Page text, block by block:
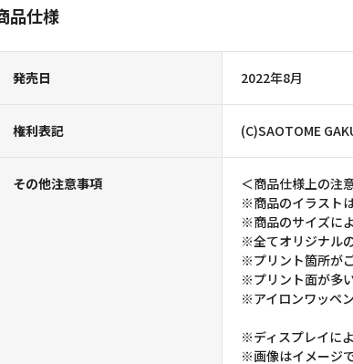
品仕様
発売日 2022年8月
権利表記 (C)SAOTOME
その他注意事項
＜商品仕様上の注
※商品のイラスト
※商品のサイズに
※全てオリジナル
※プリント箇所が
※プリント面が多
※アイロンワッペ
※ディスプレイに
※画像はイメージ